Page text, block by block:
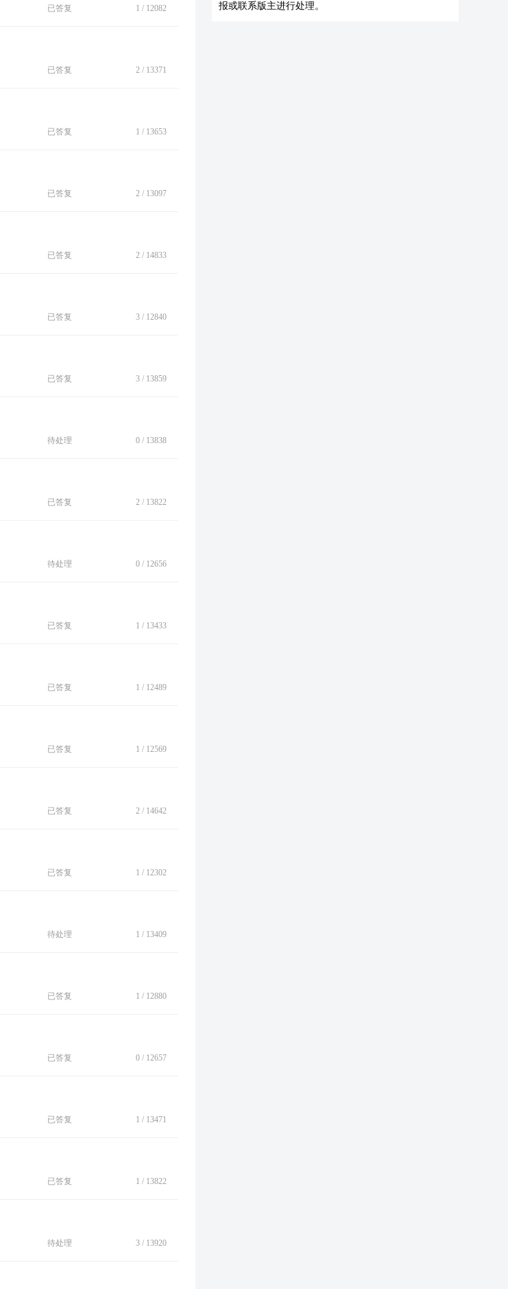
已答复 1 / 12082
已答复 2 / 13371
已答复 1 / 13653
已答复 2 / 13097
已答复 2 / 14833
已答复 3 / 12840
已答复 3 / 13859
待处理 0 / 13838
已答复 2 / 13822
待处理 0 / 12656
已答复 1 / 13433
已答复 1 / 12489
已答复 1 / 12569
已答复 2 / 14642
已答复 1 / 12302
待处理 1 / 13409
已答复 1 / 12880
已答复 0 / 12657
已答复 1 / 13471
已答复 1 / 13822
待处理 3 / 13920
报或联系版主进行处理。